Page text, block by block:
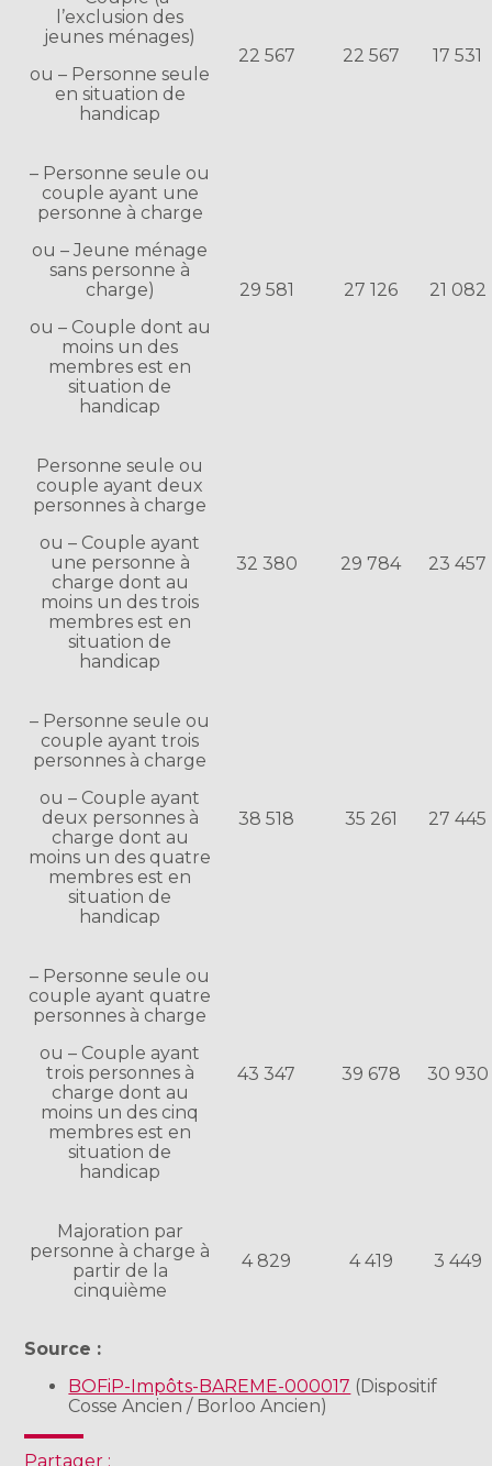
l’exclusion des
jeunes ménages)
ou – Personne seule
en situation de
handicap
22 567 22 567 17 531
– Personne seule ou
couple ayant une
personne à charge
ou – Jeune ménage
sans personne à
charge)
ou – Couple dont au
moins un des
membres est en
situation de
handicap
29 581 27 126 21 082
Personne seule ou
couple ayant deux
personnes à charge
ou – Couple ayant
une personne à
charge dont au
moins un des trois
membres est en
situation de
handicap
32 380 29 784 23 457
– Personne seule ou
couple ayant trois
personnes à charge
ou – Couple ayant
deux personnes à
charge dont au
moins un des quatre
membres est en
situation de
handicap
38 518 35 261 27 445
– Personne seule ou
couple ayant quatre
personnes à charge
ou – Couple ayant
trois personnes à
charge dont au
moins un des cinq
membres est en
situation de
handicap
43 347 39 678 30 930
Majoration par
personne à charge à
partir de la
cinquième
4 829 4 419 3 449
Source :
BOFiP-Impôts-BAREME-000017 (Dispositif
Cosse Ancien / Borloo Ancien)
Partager :